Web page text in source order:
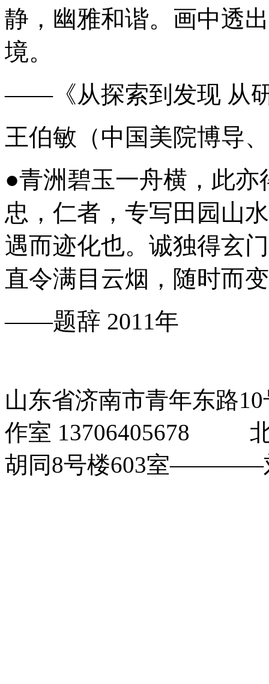
静，幽雅和谐。画中透
境。
——《从探索到发现 从
王伯敏（中国美院博导
●青洲碧玉一舟横，此
忠，仁者，专写田园山
遇而迹化也。诚独得玄
直令满目云烟，随时而
——题辞 2011年
山东省济南市青年东路
作室 13706405678 北
胡同8号楼603室――――